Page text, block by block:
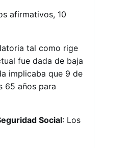
afirmativos, 10
tal como rige
fue dada de baja
implicaba que 9 de
65 años para
Social: Los